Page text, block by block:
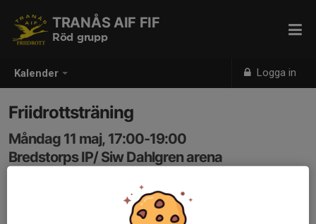
Kalender Logga in
TRANÅS AIF FIF
Röd grupp
Friidrottsträning
Måndag 11 maj, 17:00-19:00
Bredstorps IP/ Siw Dahlgren arena
Välkomna på friidrottsträning!